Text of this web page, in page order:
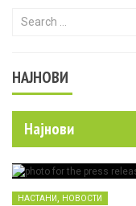
Search for:
НАЈНОВИ
Најнови
НАСТАНИ НОВОСТИ